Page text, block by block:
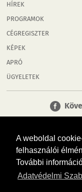
A weboldal
felhasználói
További
Adatvédelmi
HÍREK
PROGRAMOK
CÉGREGISZTER
KÉPEK
APRÓ
ÜGYELETEK
Tudj meg többet
menü, cégek…. és